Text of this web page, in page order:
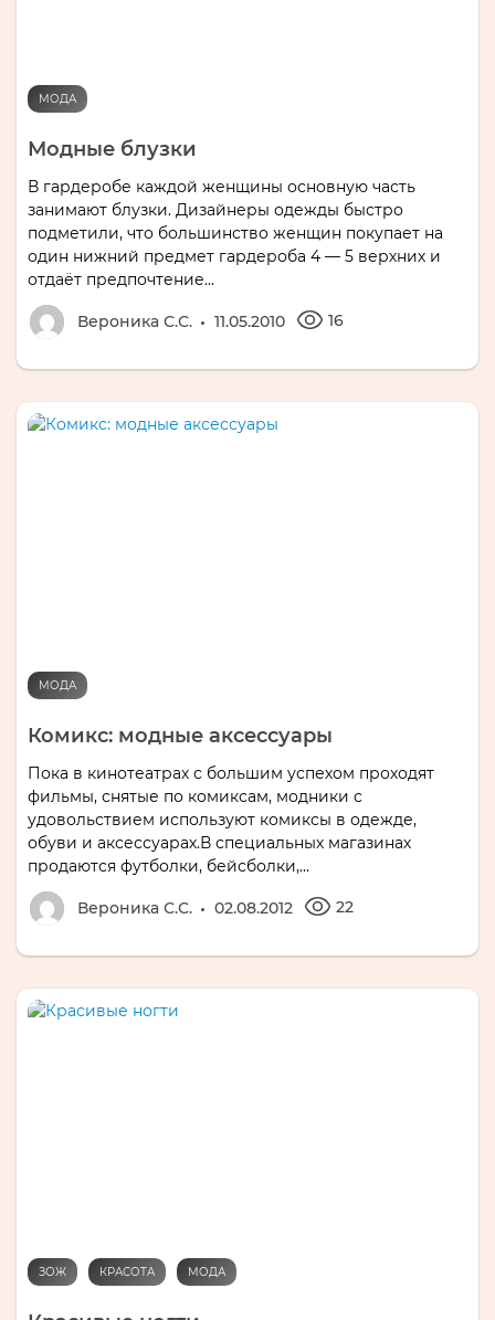
МОДА
Модные блузки
В гардеробе каждой женщины основную часть
занимают блузки. Дизайнеры одежды быстро
подметили, что большинство женщин покупает на
один нижний предмет гардероба 4 — 5 верхних и
отдаёт предпочтение...
Вероника С.С. 11.05.2010 16
МОДА
Комикс: модные аксессуары
Пока в кинотеатрах с большим успехом проходят
фильмы, снятые по комиксам, модники с
удовольствием используют комиксы в одежде,
обуви и аксессуарах.В специальных магазинах
продаются футболки, бейсболки,...
Вероника С.С. 02.08.2012 22
ЗОЖ КРАСОТА МОДА